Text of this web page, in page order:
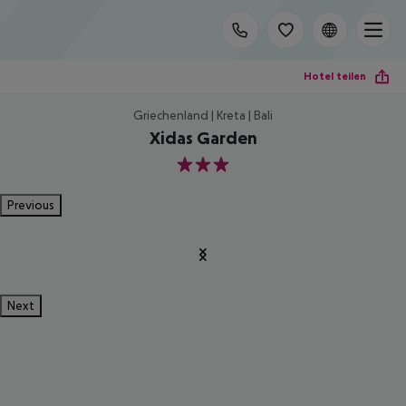
Hotel teilen
Griechenland | Kreta | Bali
Xidas Garden
3
Previous
Next